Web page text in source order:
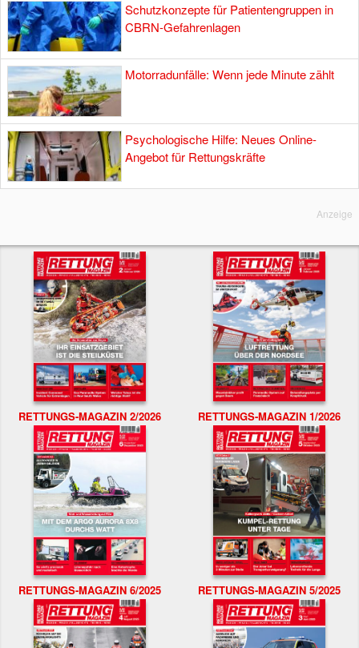
Schutzkonzepte für Patientengruppen in
CBRN-Gefahrenlagen
Motorradunfälle: Wenn jede Minute zählt
Psychologische Hilfe: Neues Online-
Angebot für Rettungskräfte
Anzeige
RETTUNGS-MAGAZIN 2/2026 RETTUNGS-MAGAZIN 1/2026
RETTUNGS-MAGAZIN 6/2025 RETTUNGS-MAGAZIN 5/2025